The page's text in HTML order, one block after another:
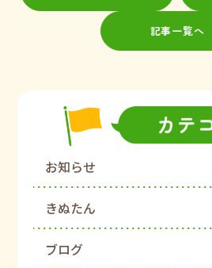
記事一覧へ
お知らせ
きぬたん
ブログ